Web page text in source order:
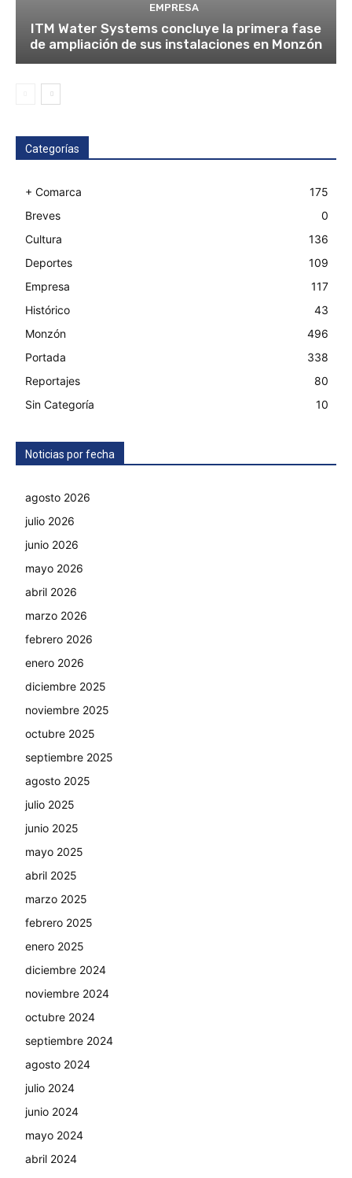
EMPRESA
ITM Water Systems concluye la primera fase
de ampliación de sus instalaciones en Monzón
Categorías
+ Comarca
175
Breves
0
Cultura
136
Deportes
109
Empresa
117
Histórico
43
Monzón
496
Portada
338
Reportajes
80
Sin Categoría
10
Noticias por fecha
agosto 2026
julio 2026
junio 2026
mayo 2026
abril 2026
marzo 2026
febrero 2026
enero 2026
diciembre 2025
noviembre 2025
octubre 2025
septiembre 2025
agosto 2025
julio 2025
junio 2025
mayo 2025
abril 2025
marzo 2025
febrero 2025
enero 2025
diciembre 2024
noviembre 2024
octubre 2024
septiembre 2024
agosto 2024
julio 2024
junio 2024
mayo 2024
abril 2024